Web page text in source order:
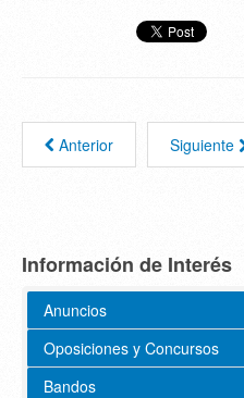
Anterior Siguiente
Información de Interés
Anuncios
Oposiciones y Concursos
Bandos